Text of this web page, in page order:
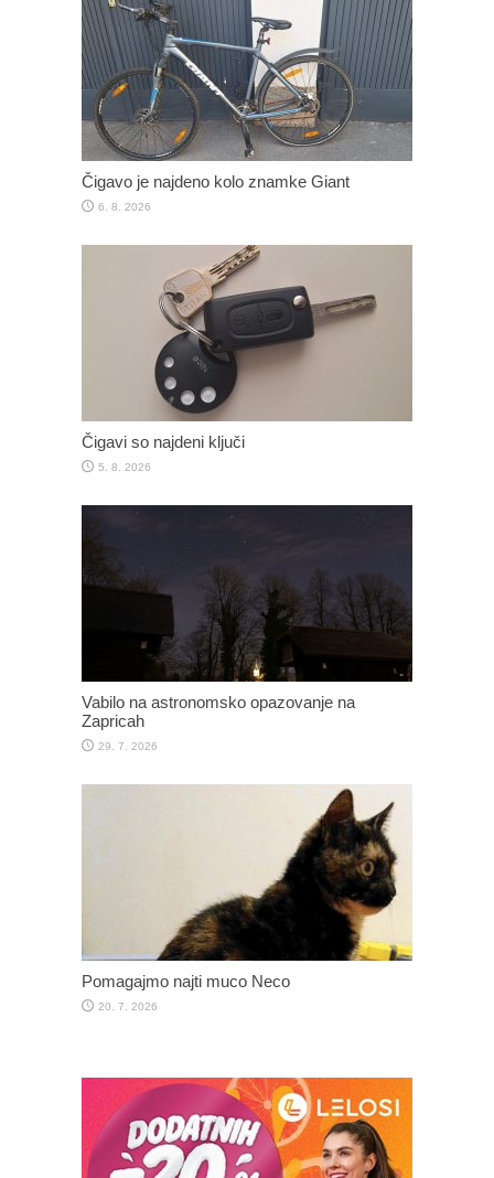
Čigavo je najdeno kolo znamke Giant
6. 8. 2026
Čigavi so najdeni ključi
5. 8. 2026
Vabilo na astronomsko opazovanje na
Zapricah
29. 7. 2026
Pomagajmo najti muco Neco
20. 7. 2026